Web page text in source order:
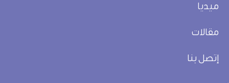
ميديا
مقالات
إتصل بنا